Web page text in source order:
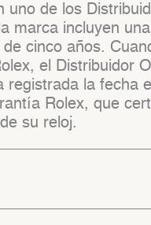
uno de los
marca incluyen
de cinco años.
el Distribuidor
registrada la fecha
Rolex, que
su reloj.